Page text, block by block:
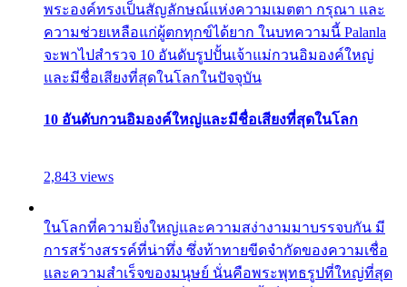
พระองค์ทรงเป็นสัญลักษณ์แห่งความเมตตา กรุณา และ
ความช่วยเหลือแก่ผู้ตกทุกข์ได้ยาก ในบทความนี้ Palanla
จะพาไปสำรวจ 10 อันดับรูปปั้นเจ้าแม่กวนอิมองค์ใหญ่
และมีชื่อเสียงที่สุดในโลกในปัจจุบัน
10 อันดับกวนอิมองค์ใหญ่และมีชื่อเสียงที่สุดในโลก
2,843 views
ในโลกที่ความยิ่งใหญ่และความสง่างามมาบรรจบกัน มี
การสร้างสรรค์ที่น่าทึ่ง ซึ่งท้าทายขีดจำกัดของความเชื่อ
และความสำเร็จของมนุษย์ นั่นคือพระพุทธรูปที่ใหญ่ที่สุด